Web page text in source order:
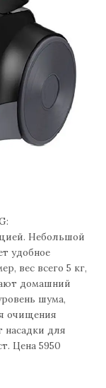
Небольшой
удобное
вес всего 5 кг,
домашний
шума,
очищения
насадки для
Цена 5950